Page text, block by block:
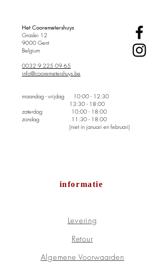
Het Cooremetershuys
Graslei 12
9000 Gent
Belgium
0032 9 225 09 65
info@cooremetershuys.be
maandag - vrijdag
10:00 - 12:30
13:30 - 18:00
zaterdag 10:00 - 18:00
zondag 11:30 - 18:00
(niet in januari en februari)
informatie
Levering
Retour
Algemene Voorwaarden